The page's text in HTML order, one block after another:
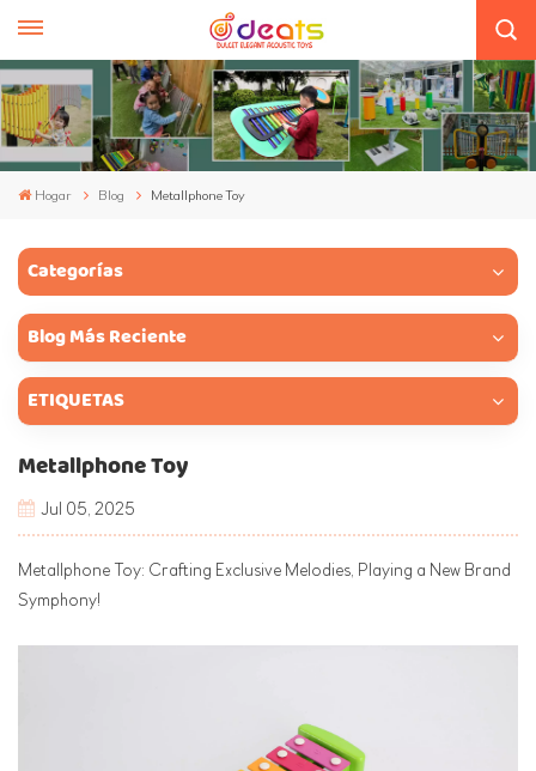
Hogar Blog Metallphone Toy
Categorías
Blog Más Reciente
ETIQUETAS
Metallphone Toy
Jul 05, 2025
Metallphone Toy: Crafting Exclusive Melodies, Playing a New Brand
Symphony!